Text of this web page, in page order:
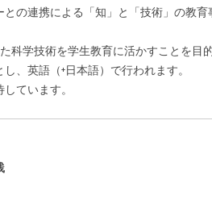
の連携による「知」と「技術」の教育
科学技術を学生教育に活かすことを目
、英語（+日本語）で行われます。
ています。